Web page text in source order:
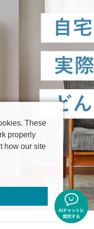
These
properly
how our site